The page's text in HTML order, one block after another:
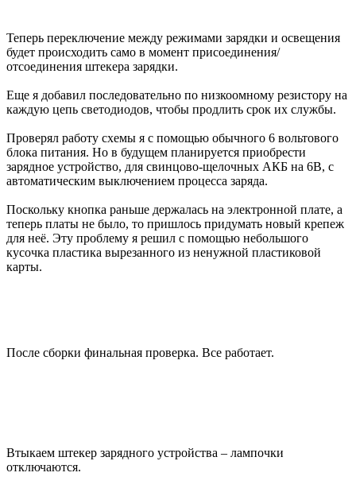
Теперь переключение между режимами зарядки и освещения
будет происходить само в момент присоединения/
отсоединения штекера зарядки.
Еще я добавил последовательно по низкоомному резистору на
каждую цепь светодиодов, чтобы продлить срок их службы.
Проверял работу схемы я с помощью обычного 6 вольтового
блока питания. Но в будущем планируется приобрести
зарядное устройство, для свинцово-щелочных АКБ на 6В, с
автоматическим выключением процесса заряда.
Поскольку кнопка раньше держалась на электронной плате, а
теперь платы не было, то пришлось придумать новый крепеж
для неё. Эту проблему я решил с помощью небольшого
кусочка пластика вырезанного из ненужной пластиковой
карты.
После сборки финальная проверка. Все работает.
Втыкаем штекер зарядного устройства – лампочки
отключаются.